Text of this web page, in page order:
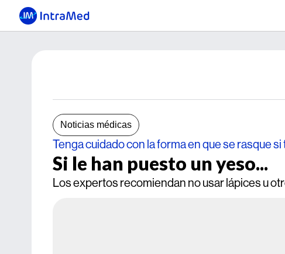
Noticias médicas
Tenga cuidado con la forma en que se rasque
Si le han puesto un yeso...
Los expertos recomiendan no usar lápices u